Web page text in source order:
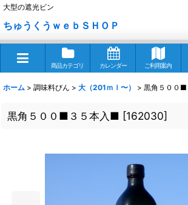
大型の遮光ビン
ちゅうくうｗｅｂＳＨＯＰ
商品カテゴリ カレンダー ご利用案内
ホーム > 調味料びん > 大（201ｍｌ〜） > 黒角５００
黒角５００■３５本入■ [162030]